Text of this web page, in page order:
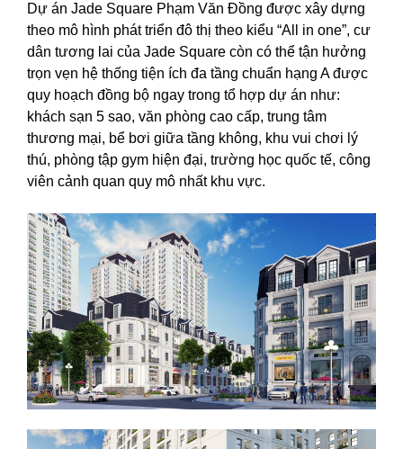
Dự án Jade Square Phạm Văn Đồng được xây dựng
theo mô hình phát triển đô thị theo kiểu “All in one”, cư
dân tương lai của Jade Square còn có thể tận hưởng
trọn vẹn hệ thống tiện ích đa tầng chuẩn hạng A được
quy hoạch đồng bộ ngay trong tổ hợp dự án như:
khách sạn 5 sao, văn phòng cao cấp, trung tâm
thương mại, bể bơi giữa tầng không, khu vui chơi lý
thú, phòng tập gym hiện đại, trường học quốc tế, công
viên cảnh quan quy mô nhất khu vực.